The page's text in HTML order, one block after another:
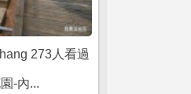
273人看過
-內...